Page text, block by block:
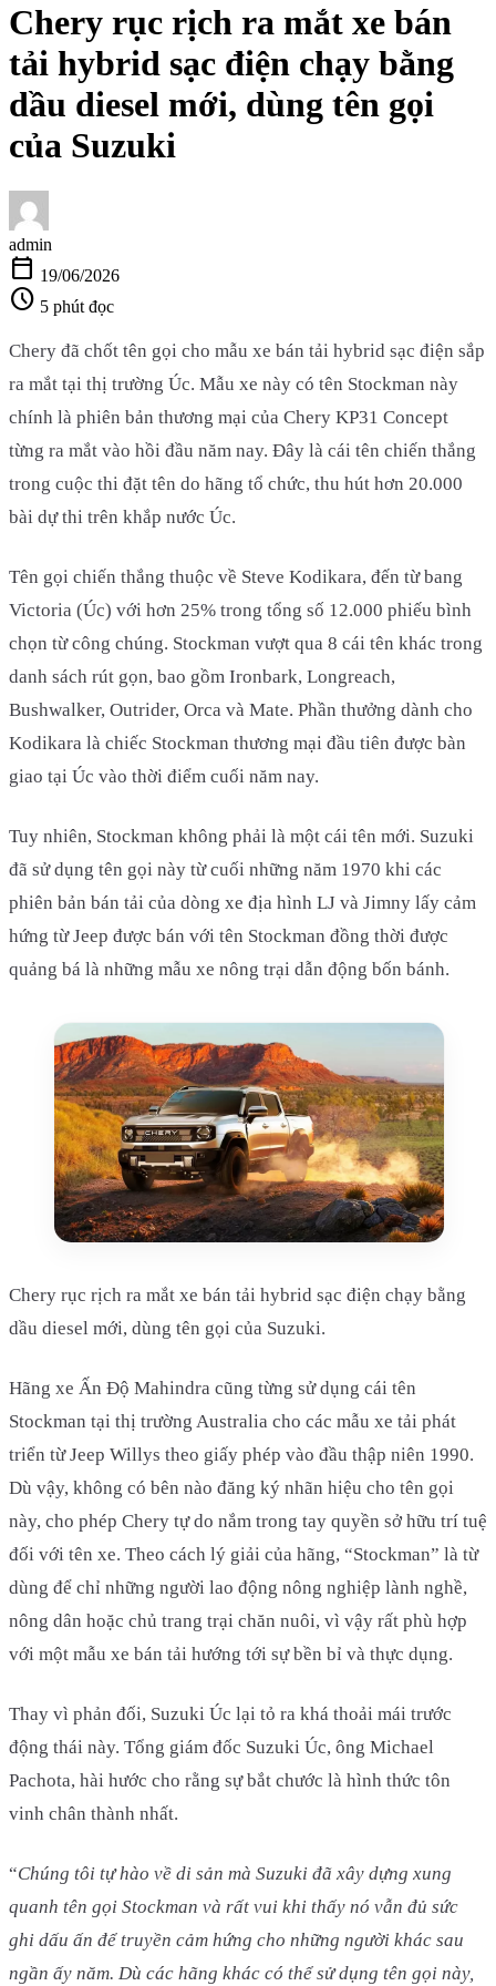
Chery rục rịch ra mắt xe bán
tải hybrid sạc điện chạy bằng
dầu diesel mới, dùng tên gọi
của Suzuki
admin
calendar_today 19/06/2026
schedule 5 phút đọc
Chery đã chốt tên gọi cho mẫu xe bán tải hybrid sạc điện sắp
ra mắt tại thị trường Úc. Mẫu xe này có tên Stockman này
chính là phiên bản thương mại của Chery KP31 Concept
từng ra mắt vào hồi đầu năm nay. Đây là cái tên chiến thắng
trong cuộc thi đặt tên do hãng tổ chức, thu hút hơn 20.000
bài dự thi trên khắp nước Úc.
Tên gọi chiến thắng thuộc về Steve Kodikara, đến từ bang
Victoria (Úc) với hơn 25% trong tổng số 12.000 phiếu bình
chọn từ công chúng. Stockman vượt qua 8 cái tên khác trong
danh sách rút gọn, bao gồm Ironbark, Longreach,
Bushwalker, Outrider, Orca và Mate. Phần thưởng dành cho
Kodikara là chiếc Stockman thương mại đầu tiên được bàn
giao tại Úc vào thời điểm cuối năm nay.
Tuy nhiên, Stockman không phải là một cái tên mới. Suzuki
đã sử dụng tên gọi này từ cuối những năm 1970 khi các
phiên bản bán tải của dòng xe địa hình LJ và Jimny lấy cảm
hứng từ Jeep được bán với tên Stockman đồng thời được
quảng bá là những mẫu xe nông trại dẫn động bốn bánh.
Chery rục rịch ra mắt xe bán tải hybrid sạc điện chạy bằng
dầu diesel mới, dùng tên gọi của Suzuki.
Hãng xe Ấn Độ Mahindra cũng từng sử dụng cái tên
Stockman tại thị trường Australia cho các mẫu xe tải phát
triển từ Jeep Willys theo giấy phép vào đầu thập niên 1990.
Dù vậy, không có bên nào đăng ký nhãn hiệu cho tên gọi
này, cho phép Chery tự do nắm trong tay quyền sở hữu trí tuệ
đối với tên xe. Theo cách lý giải của hãng, “Stockman” là từ
dùng để chỉ những người lao động nông nghiệp lành nghề,
nông dân hoặc chủ trang trại chăn nuôi, vì vậy rất phù hợp
với một mẫu xe bán tải hướng tới sự bền bỉ và thực dụng.
Thay vì phản đối, Suzuki Úc lại tỏ ra khá thoải mái trước
động thái này. Tổng giám đốc Suzuki Úc, ông Michael
Pachota, hài hước cho rằng sự bắt chước là hình thức tôn
vinh chân thành nhất.
“Chúng tôi tự hào về di sản mà Suzuki đã xây dựng xung
quanh tên gọi Stockman và rất vui khi thấy nó vẫn đủ sức
ghi dấu ấn để truyền cảm hứng cho những người khác sau
ngần ấy năm. Dù các hãng khác có thể sử dụng tên gọi này,